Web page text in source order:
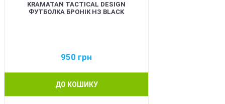
KRAMATAN TACTICAL DESIGN
ФУТБОЛКА БРОНІК НЗ BLACK
950 грн
ДО КОШИКУ